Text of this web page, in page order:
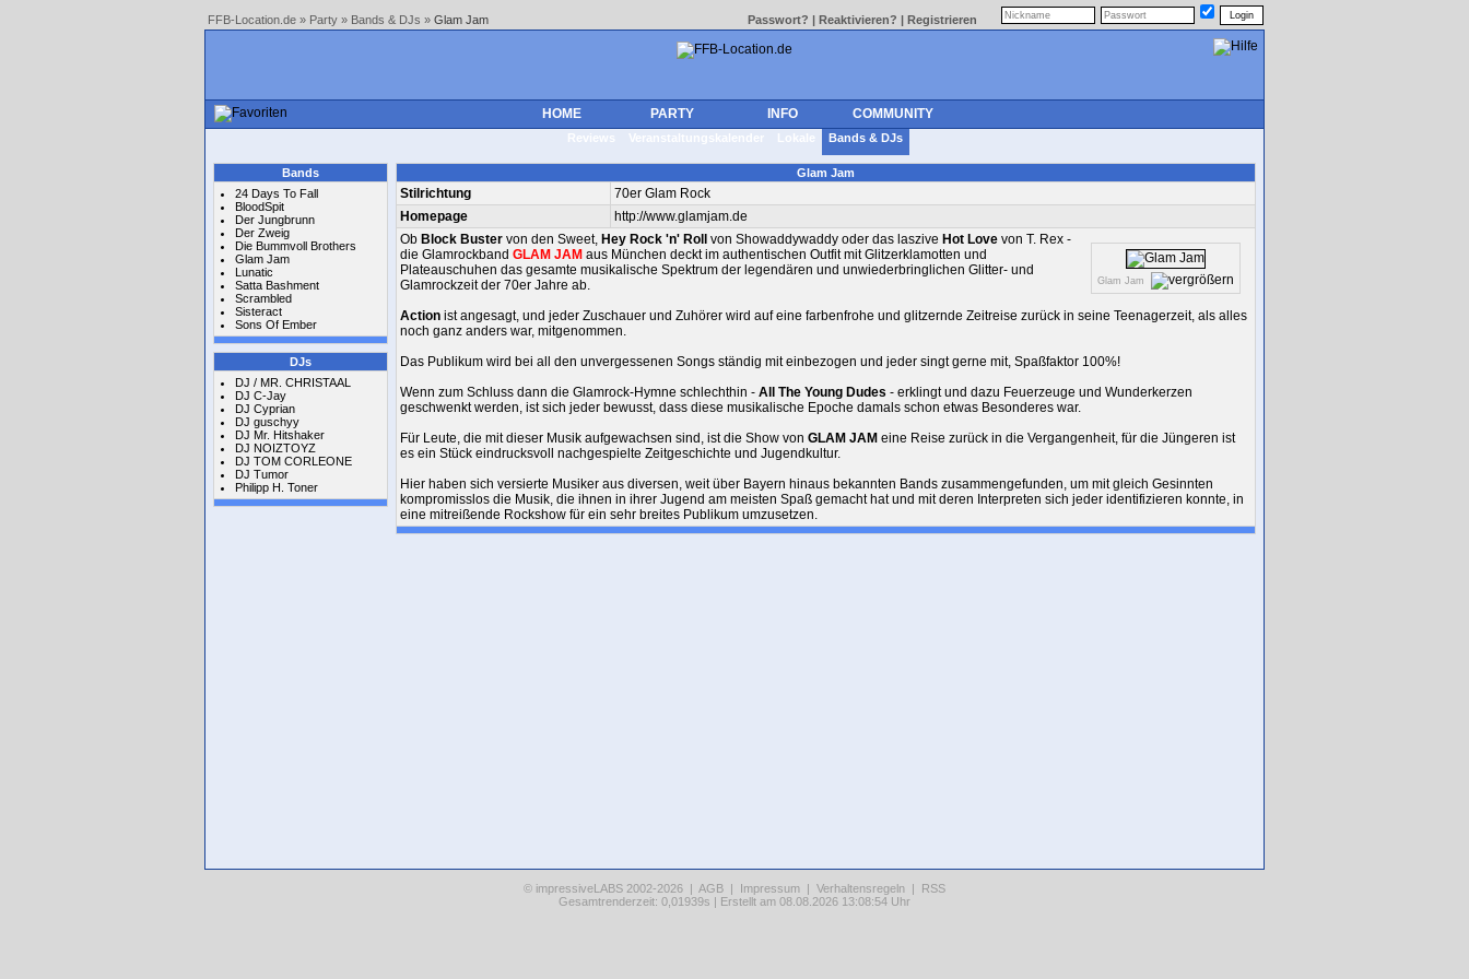
FFB-Location.de » Party » Bands & DJs » Glam Jam Passwort? | Reaktivieren? | Registrieren
HOME PARTY INFO COMMUNITY
Reviews Veranstaltungskalender Lokale Bands & DJs
Bands
24 Days To Fall
BloodSpit
Der Jungbrunn
Der Zweig
Die Bummvoll Brothers
Glam Jam
Lunatic
Satta Bashment
Scrambled
Sisteract
Sons Of Ember
DJs
DJ / MR. CHRISTAAL
DJ C-Jay
DJ Cyprian
DJ guschyy
DJ Mr. Hitshaker
DJ NOIZTOYZ
DJ TOM CORLEONE
DJ Tumor
Philipp H. Toner
Glam Jam
Stilrichtung
70er Glam Rock
Homepage
http://www.glamjam.de
Glam Jam
Ob Block Buster von den Sweet, Hey Rock 'n' Roll von Showaddywaddy oder das laszive Hot Love von T. Rex -
die Glamrockband GLAM JAM aus München deckt im authentischen Outfit mit Glitzerklamotten und
Plateauschuhen das gesamte musikalische Spektrum der legendären und unwiederbringlichen Glitter- und
Glamrockzeit der 70er Jahre ab.
Action ist angesagt, und jeder Zuschauer und Zuhörer wird auf eine farbenfrohe und glitzernde Zeitreise zurück in seine Teenagerzeit, als alles
noch ganz anders war, mitgenommen.
Das Publikum wird bei all den unvergessenen Songs ständig mit einbezogen und jeder singt gerne mit, Spaßfaktor 100%!
Wenn zum Schluss dann die Glamrock-Hymne schlechthin - All The Young Dudes - erklingt und dazu Feuerzeuge und Wunderkerzen
geschwenkt werden, ist sich jeder bewusst, dass diese musikalische Epoche damals schon etwas Besonderes war.
Für Leute, die mit dieser Musik aufgewachsen sind, ist die Show von GLAM JAM eine Reise zurück in die Vergangenheit, für die Jüngeren ist
es ein Stück eindrucksvoll nachgespielte Zeitgeschichte und Jugendkultur.
Hier haben sich versierte Musiker aus diversen, weit über Bayern hinaus bekannten Bands zusammengefunden, um mit gleich Gesinnten
kompromisslos die Musik, die ihnen in ihrer Jugend am meisten Spaß gemacht hat und mit deren Interpreten sich jeder identifizieren konnte, in
eine mitreißende Rockshow für ein sehr breites Publikum umzusetzen.
© impressiveLABS 2002-2026 | AGB | Impressum | Verhaltensregeln | RSS
Gesamtrenderzeit: 0,01939s | Erstellt am 08.08.2026 13:08:54 Uhr